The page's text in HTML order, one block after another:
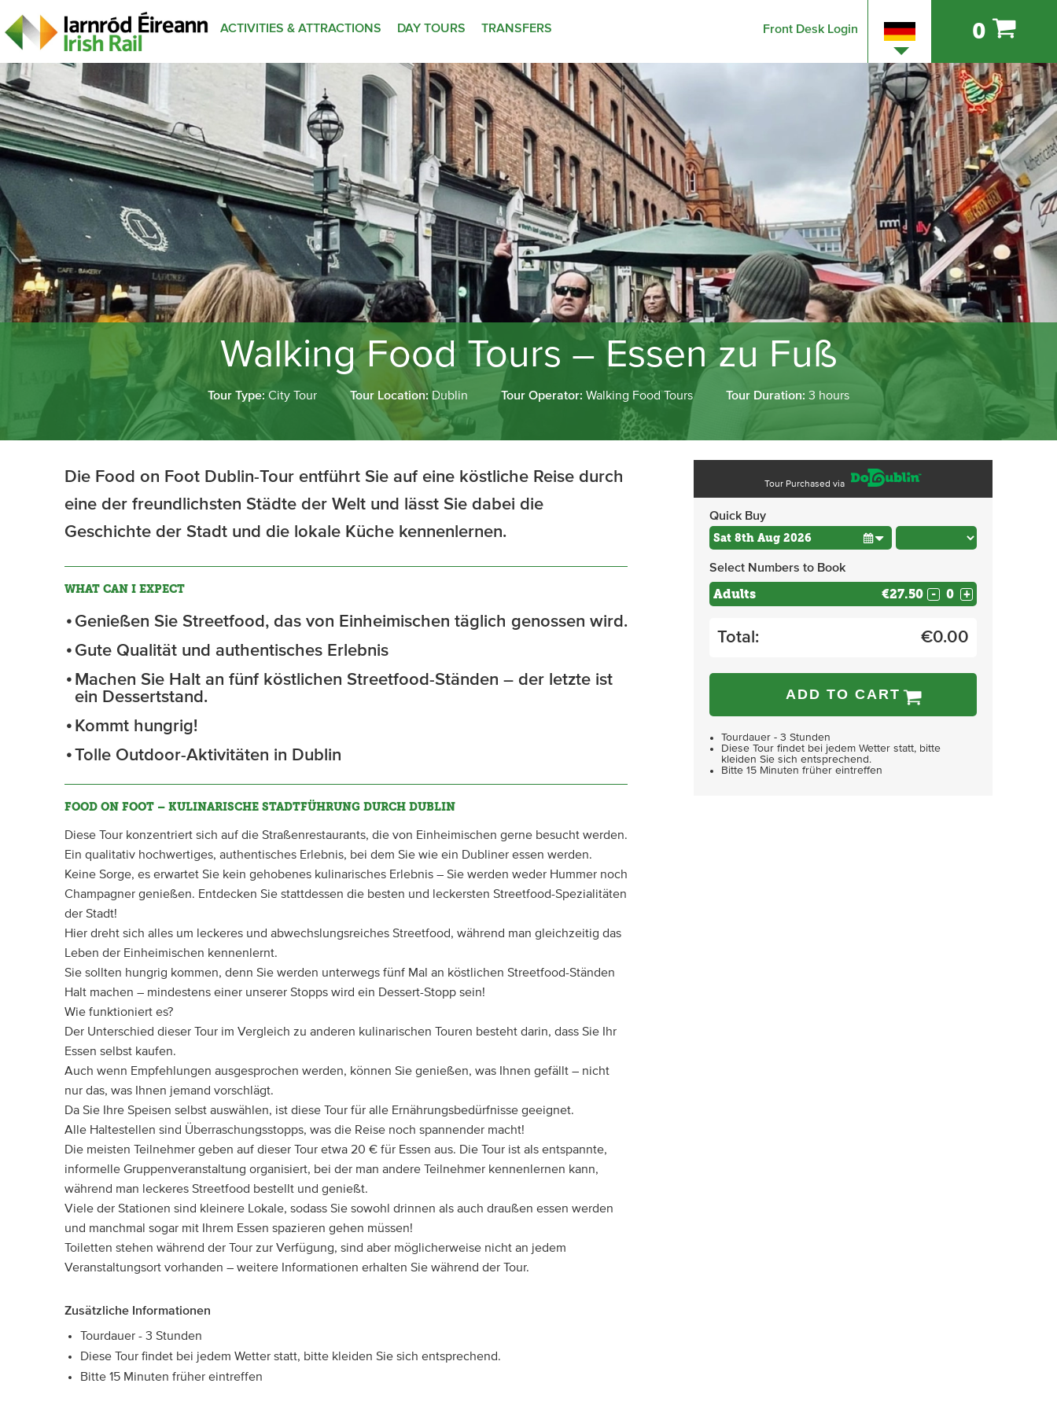
ACTIVITIES & ATTRACTIONS DAY TOURS TRANSFERS Front Desk Login 0
Walking Food Tours – Essen zu Fuß
Tour Type:City Tour Tour Location:Dublin Tour Operator: Walking Food Tours Tour Duration: 3 hours
Die Food on Foot Dublin-Tour entführt Sie auf eine köstliche Reise durch
eine der freundlichsten Städte der Welt und lässt Sie dabei die
Geschichte der Stadt und die lokale Küche kennenlernen.
WHAT CAN I EXPECT
Genießen Sie Streetfood, das von Einheimischen täglich genossen wird.
Gute Qualität und authentisches Erlebnis
Machen Sie Halt an fünf köstlichen Streetfood-Ständen – der letzte ist
ein Dessertstand.
Kommt hungrig!
Tolle Outdoor-Aktivitäten in Dublin
FOOD ON FOOT – KULINARISCHE STADTFÜHRUNG DURCH DUBLIN
Diese Tour konzentriert sich auf die Straßenrestaurants, die von Einheimischen gerne besucht werden.
Ein qualitativ hochwertiges, authentisches Erlebnis, bei dem Sie wie ein Dubliner essen werden.
Keine Sorge, es erwartet Sie kein gehobenes kulinarisches Erlebnis – Sie werden weder Hummer noch
Champagner genießen. Entdecken Sie stattdessen die besten und leckersten Streetfood-Spezialitäten
der Stadt!
Hier dreht sich alles um leckeres und abwechslungsreiches Streetfood, während man gleichzeitig das
Leben der Einheimischen kennenlernt.
Sie sollten hungrig kommen, denn Sie werden unterwegs fünf Mal an köstlichen Streetfood-Ständen
Halt machen – mindestens einer unserer Stopps wird ein Dessert-Stopp sein!
Wie funktioniert es?
Der Unterschied dieser Tour im Vergleich zu anderen kulinarischen Touren besteht darin, dass Sie Ihr
Essen selbst kaufen.
Auch wenn Empfehlungen ausgesprochen werden, können Sie genießen, was Ihnen gefällt – nicht
nur das, was Ihnen jemand vorschlägt.
Da Sie Ihre Speisen selbst auswählen, ist diese Tour für alle Ernährungsbedürfnisse geeignet.
Alle Haltestellen sind Überraschungsstopps, was die Reise noch spannender macht!
Die meisten Teilnehmer geben auf dieser Tour etwa 20 € für Essen aus. Die Tour ist als entspannte,
informelle Gruppenveranstaltung organisiert, bei der man andere Teilnehmer kennenlernen kann,
während man leckeres Streetfood bestellt und genießt.
Viele der Stationen sind kleinere Lokale, sodass Sie sowohl drinnen als auch draußen essen werden
und manchmal sogar mit Ihrem Essen spazieren gehen müssen!
Toiletten stehen während der Tour zur Verfügung, sind aber möglicherweise nicht an jedem
Veranstaltungsort vorhanden – weitere Informationen erhalten Sie während der Tour.
Zusätzliche Informationen
Tourdauer - 3 Stunden
Diese Tour findet bei jedem Wetter statt, bitte kleiden Sie sich entsprechend.
Bitte 15 Minuten früher eintreffen
Tour Purchased via
Quick Buy
Select Numbers to Book
Adults €27.50 - +
Total: €0.00
ADD TO CART
Tourdauer - 3 Stunden
Diese Tour findet bei jedem Wetter statt, bitte
kleiden Sie sich entsprechend.
Bitte 15 Minuten früher eintreffen